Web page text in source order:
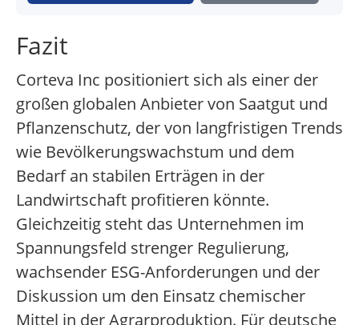
Fazit
Corteva Inc positioniert sich als einer der
großen globalen Anbieter von Saatgut und
Pflanzenschutz, der von langfristigen Trends
wie Bevölkerungswachstum und dem
Bedarf an stabilen Erträgen in der
Landwirtschaft profitieren könnte.
Gleichzeitig steht das Unternehmen im
Spannungsfeld strenger Regulierung,
wachsender ESG-Anforderungen und der
Diskussion um den Einsatz chemischer
Mittel in der Agrarproduktion. Für deutsche